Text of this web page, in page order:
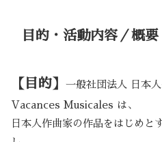
目的・活動内容／概要
【目的】
一般社団法人 日本
Vacances Musicales は、
日本人作曲家の作品をはじめと